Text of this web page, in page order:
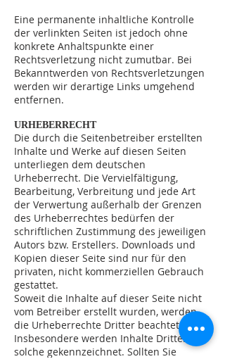
Eine permanente inhaltliche Kontrolle
der verlinkten Seiten ist jedoch ohne
konkrete Anhaltspunkte einer
Rechtsverletzung nicht zumutbar. Bei
Bekanntwerden von Rechtsverletzungen
werden wir derartige Links umgehend
entfernen.
URHEBERRECHT
Die durch die Seitenbetreiber erstellten
Inhalte und Werke auf diesen Seiten
unterliegen dem deutschen
Urheberrecht. Die Vervielfältigung,
Bearbeitung, Verbreitung und jede Art
der Verwertung außerhalb der Grenzen
des Urheberrechtes bedürfen der
schriftlichen Zustimmung des jeweiligen
Autors bzw. Erstellers. Downloads und
Kopien dieser Seite sind nur für den
privaten, nicht kommerziellen Gebrauch
gestattet.
Soweit die Inhalte auf dieser Seite nicht
vom Betreiber erstellt wurden, werden
die Urheberrechte Dritter beachtet.
Insbesondere werden Inhalte Dritter als
solche gekennzeichnet. Sollten Sie